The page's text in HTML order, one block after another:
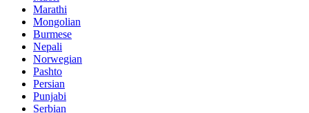
Marathi
Mongolian
Burmese
Nepali
Norwegian
Pashto
Persian
Punjabi
Serbian